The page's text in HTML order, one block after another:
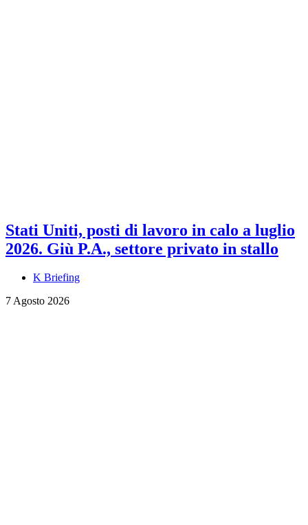
Stati Uniti, posti di lavoro in calo a luglio
2026. Giù P.A., settore privato in stallo
K Briefing
7 Agosto 2026